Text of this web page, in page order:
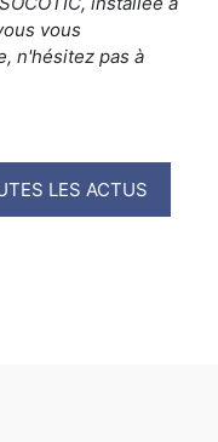
vous
n'hésitez pas à
LES ACTUS